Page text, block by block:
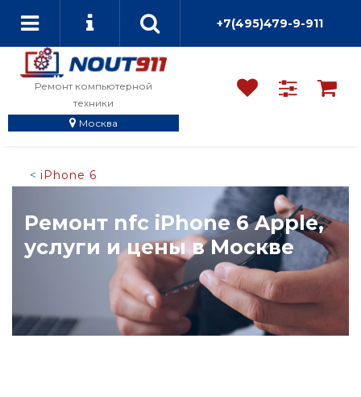
+7(495)479-9-911
Ремонт компьютерной
техники
Москва
iPhone 6
Ремонт nfc iPhone 6 Apple,
услуги и цены в Москве